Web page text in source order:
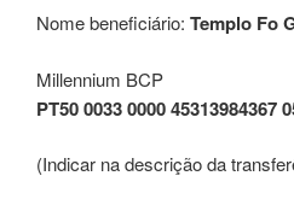
Nome beneficiário: Templo Fo
Millennium BCP
PT50 0033 0000 45313984367
(Indicar na descrição da